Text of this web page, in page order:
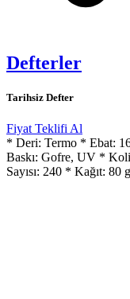
Defterler
Tarihsiz Defter
Fiyat Teklifi Al
* Deri: Termo * Ebat:
Baskı: Gofre, UV *
Sayısı: 240 * Kağıt: